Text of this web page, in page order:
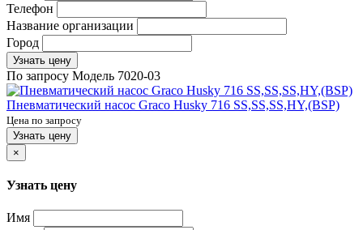
Телефон
Название организации
Город
Узнать цену
По запросу Модель 7020-03
Пневматический насос Graco Husky 716 SS,SS,SS,HY,(BSP)
Цена по запросу
Узнать цену
×
Узнать цену
Имя